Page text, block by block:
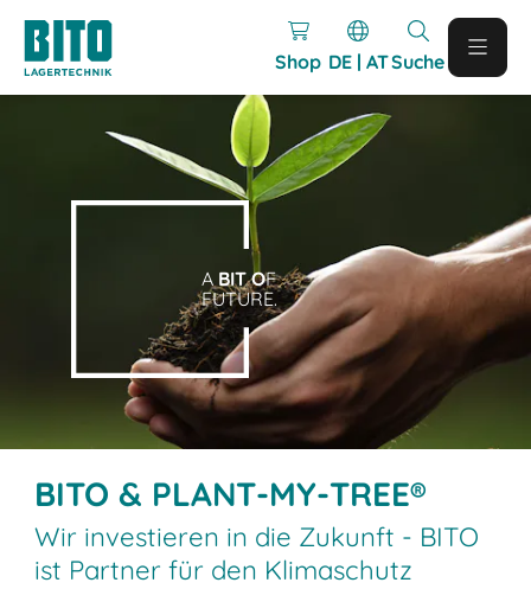
Shop DE | ATSuche
A BIT OF
FUTURE.
BITO & PLANT-MY-TREE®
Wir investieren in die Zukunft - BITO
ist Partner für den Klimaschutz